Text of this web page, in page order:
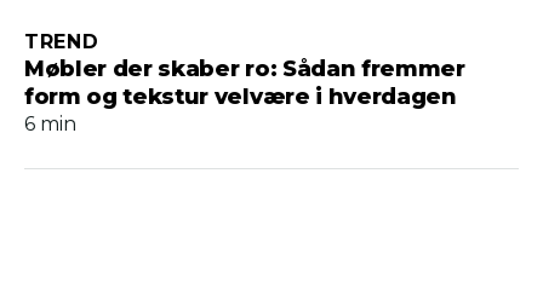
Møbler der skaber ro: Sådan fremmer
form og tekstur velvære i hverdagen
TREND
6 min